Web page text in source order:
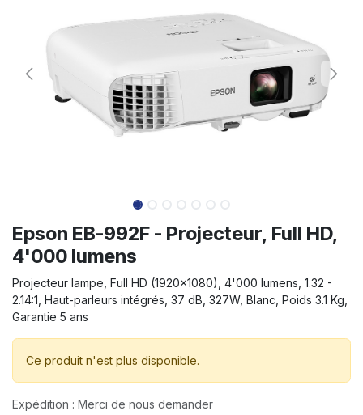
Epson EB-992F - Projecteur, Full HD,
4'000 lumens
Projecteur lampe, Full HD (1920x1080), 4'000 lumens, 1.32 -
2.14:1, Haut-parleurs intégrés, 37 dB, 327W, Blanc, Poids 3.1 Kg,
Garantie 5 ans
Ce produit n'est plus disponible.
Expédition : Merci de nous demander